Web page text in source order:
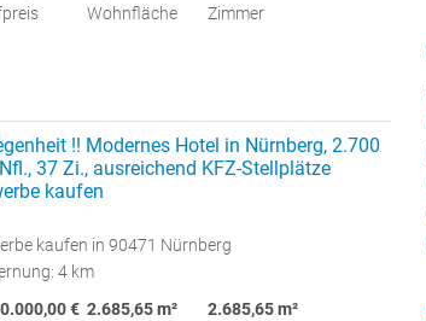
Wohnfläche
Zimmer
!! Modernes Hotel in Nürnberg, 2.700
37 Zi., ausreichend KFZ-Stellplätze
kaufen
kaufen in 90471 Nürnberg
4 km
€ 2.685,65 m²
2.685,65 m²